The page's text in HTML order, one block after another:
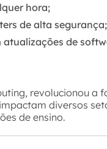
hora;
de alta segurança;
de
revolucionou a
diversos
de ensino.